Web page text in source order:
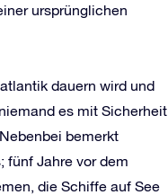
ursprünglichen
dauern wird und
es mit Sicherheit
bemerkt
fünf Jahre vor dem
die Schiffe auf See